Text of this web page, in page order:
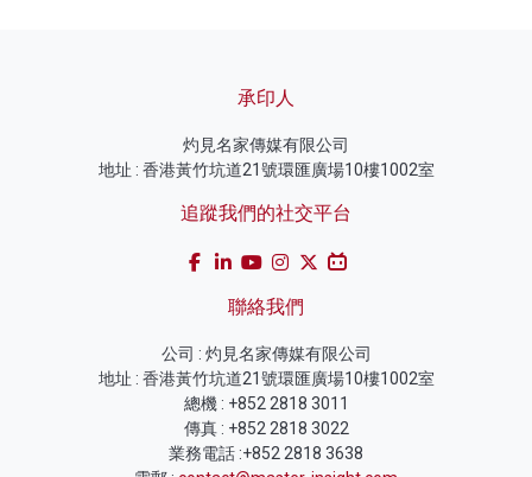
承印人
灼見名家傳媒有限公司
地址 : 香港黃竹坑道21號環匯廣場10樓1002室
追蹤我們的社交平台
聯絡我們
公司 : 灼見名家傳媒有限公司
地址 : 香港黃竹坑道21號環匯廣場10樓1002室
總機 : +852 2818 3011
傳真 : +852 2818 3022
業務電話 :+852 2818 3638